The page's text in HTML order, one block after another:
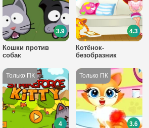
Кошки против
собак
3.9
Котёнок-
безобразник
4.3
4 3.6